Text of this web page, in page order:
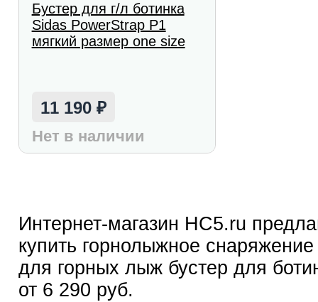
Бустер для г/л ботинка
Sidas PowerStrap P1
мягкий размер one size
11 190 ₽
Нет в наличии
Интернет-магазин HC5.ru
купить горнолыжное
для горных лыж бустер для
от 6 290 руб.